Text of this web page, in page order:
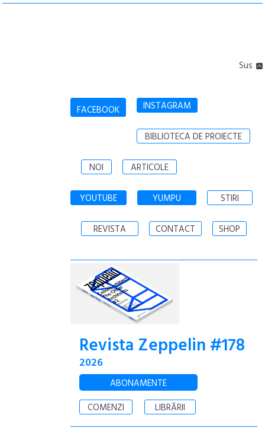
Sus
FACEBOOK INSTAGRAM
BIBLIOTECA DE PROIECTE
NOI ARTICOLE
YOUTUBE YUMPU STIRI
REVISTA CONTACT SHOP
Revista Zeppelin #178
2026
ABONAMENTE
COMENZI
LIBRĂRII